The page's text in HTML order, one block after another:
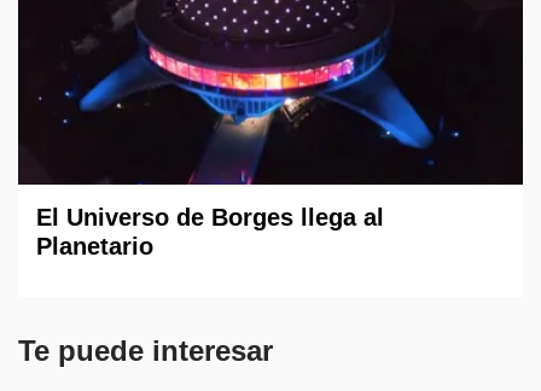
El Universo de Borges llega al
Planetario
Te puede interesar